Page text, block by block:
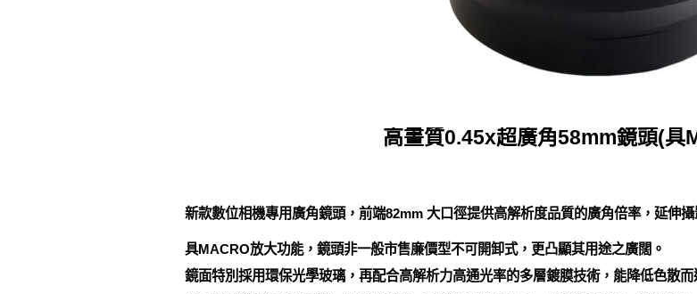
高畫質0.45x超廣角58mm鏡頭(具
新款數位相機專用廣角鏡頭，前端82mm 大口徑提供高解析度品質的廣角倍率，延伸
具MACRO放大功能，鏡頭非一般市售廉價型不可開卸式，更凸顯其用途之廣闊。
鏡面特別採用環保光學玻璃，再配合高解析力高通光率的多層鍍膜技術，能降低色散而